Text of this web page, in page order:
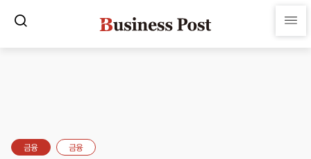
금융 금융